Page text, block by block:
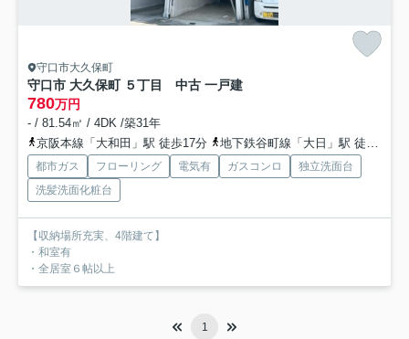
守口市大久保町
守口市 大久保町 ５丁目 中古 一戸建
780万円
- / 81.54㎡ / 4DK /築31年
京阪本線「大和田」駅 徒歩17分
地下鉄谷町線「大日」駅 徒歩31分
都市ガス フローリング 電気有 ガスコンロ
独立洗面台
洗髪洗面化粧台
【収納場所充実、4階建て】
・和室有
・全居室６帖以上
1